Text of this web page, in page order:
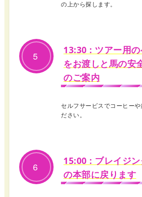
の上から探します。
5
13:30 : ツアー用
をお渡しと馬の安
のご案内
セルフサービスでコーヒーや
ださい。
6
15:00 : ブレイジ
の本部に戻ります